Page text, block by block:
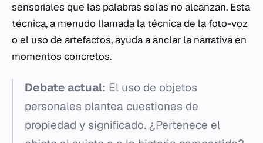
sensoriales que las palabras solas no alcanzan. Esta
técnica, a menudo llamada la técnica de la foto-voz
o el uso de artefactos, ayuda a anclar la narrativa en
momentos concretos.
Debate actual: El uso de objetos
personales plantea cuestiones de
propiedad y significado. ¿Pertenece el